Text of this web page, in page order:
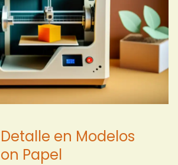
en Modelos
Papel